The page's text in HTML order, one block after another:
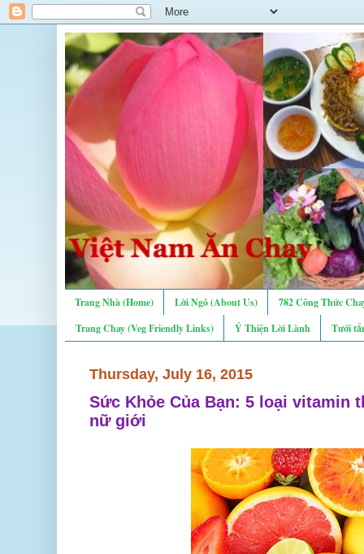
Trang Nhà (Home) Lời Ngỏ (About Us)
782 Công Thức
Trang Chay (Veg Friendly Links)
Ý Thiện Lời Lành Tưới
Thursday, July 16, 2015
Sức Khỏe Của Bạn: 5 loại vitamin
nữ giới